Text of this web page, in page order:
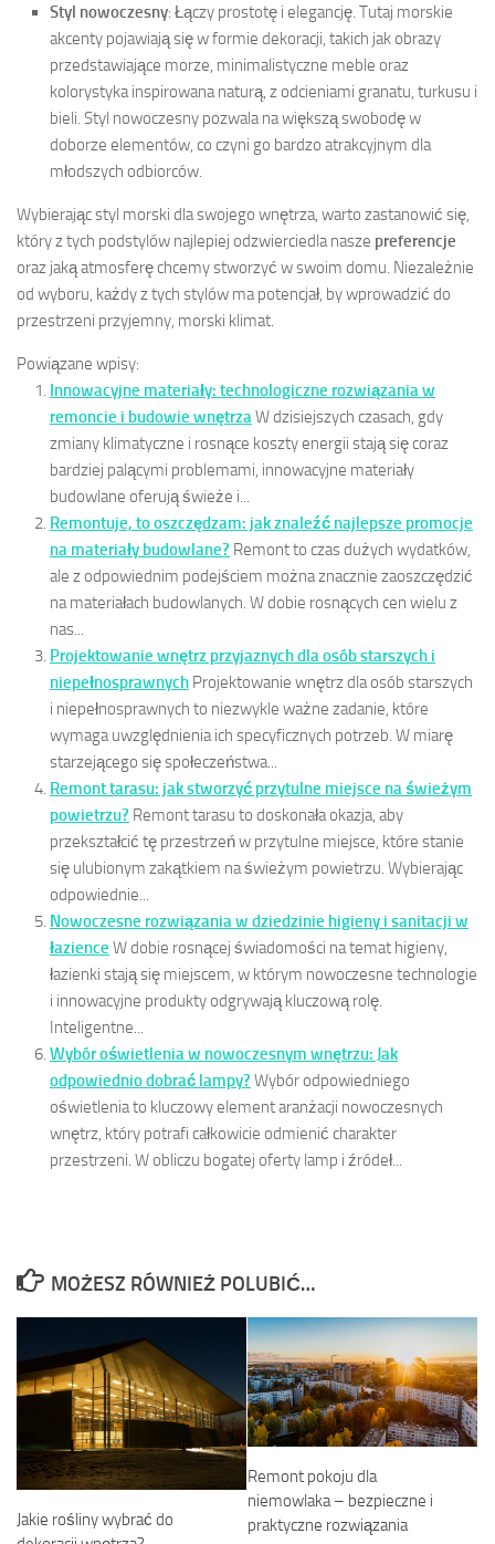
Styl nowoczesny: Łączy prostotę i elegancję. Tutaj morskie
akcenty pojawiają się w formie dekoracji, takich jak obrazy
przedstawiające morze, minimalistyczne meble oraz
kolorystyka inspirowana naturą, z odcieniami granatu, turkusu i
bieli. Styl nowoczesny pozwala na większą swobodę w
doborze elementów, co czyni go bardzo atrakcyjnym dla
młodszych odbiorców.
Wybierając styl morski dla swojego wnętrza, warto zastanowić się,
który z tych podstylów najlepiej odzwierciedla nasze preferencje
oraz jaką atmosferę chcemy stworzyć w swoim domu. Niezależnie
od wyboru, każdy z tych stylów ma potencjał, by wprowadzić do
przestrzeni przyjemny, morski klimat.
Powiązane wpisy:
Innowacyjne materiały: technologiczne rozwiązania w
remoncie i budowie wnętrzaW dzisiejszych czasach, gdy
zmiany klimatyczne i rosnące koszty energii stają się coraz
bardziej palącymi problemami, innowacyjne materiały
budowlane oferują świeże i...
Remontuje, to oszczędzam: jak znaleźć najlepsze promocje
na materiały budowlane? Remont to czas dużych wydatków,
ale z odpowiednim podejściem można znacznie zaoszczędzić
na materiałach budowlanych. W dobie rosnących cen wielu z
nas...
Projektowanie wnętrz przyjaznych dla osób starszych i
niepełnosprawnych Projektowanie wnętrz dla osób starszych
i niepełnosprawnych to niezwykle ważne zadanie, które
wymaga uwzględnienia ich specyficznych potrzeb. W miarę
starzejącego się społeczeństwa...
Remont tarasu: jak stworzyć przytulne miejsce na świeżym
powietrzu? Remont tarasu to doskonała okazja, aby
przekształcić tę przestrzeń w przytulne miejsce, które stanie
się ulubionym zakątkiem na świeżym powietrzu. Wybierając
odpowiednie...
Nowoczesne rozwiązania w dziedzinie higieny i sanitacji w
łazience W dobie rosnącej świadomości na temat higieny,
łazienki stają się miejscem, w którym nowoczesne technologie
i innowacyjne produkty odgrywają kluczową rolę.
Inteligentne...
Wybór oświetlenia w nowoczesnym wnętrzu: Jak
odpowiednio dobrać lampy? Wybór odpowiedniego
oświetlenia to kluczowy element aranżacji nowoczesnych
wnętrz, który potrafi całkowicie odmienić charakter
przestrzeni. W obliczu bogatej oferty lamp i źródeł...
MOŻESZ RÓWNIEŻ POLUBIĆ…
Jakie rośliny wybrać do
Remont pokoju dla
niemowlaka – bezpieczne i
praktyczne rozwiązania